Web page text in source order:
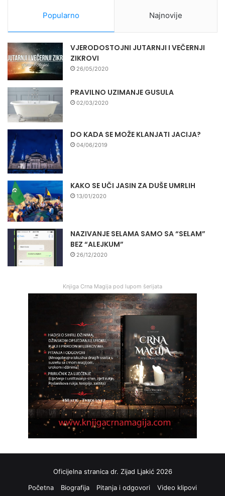
Popularno Najnovije
VJERODOSTOJNI JUTARNJI I VEČERNJI
ZIKROVI
26/05/2020
PRAVILNO UZIMANJE GUSULA
02/03/2020
DO KADA SE MOŽE KLANJATI JACIJA?
04/06/2019
KAKO SE UČI JASIN ZA DUŠE UMRLIH
13/01/2020
NAZIVANJE SELAMA SAMO SA “SELAM”
BEZ “ALEJKUM”
26/12/2020
Knjiga Crna Magija pod lupom šerijata
Oficijelna stranica dr. Zijad Ljakić 2026
Početna
Biografija Pitanja i odgovori Video klipovi